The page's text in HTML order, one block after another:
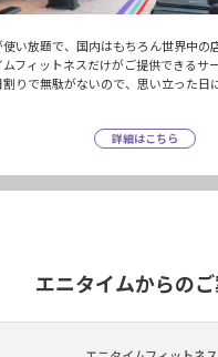
い放題で、国内はもちろん世界中の
フィットネスだけがご提供できるサ
りで無駄がないので、思い立った日
詳細はこちら
エニタイムからの